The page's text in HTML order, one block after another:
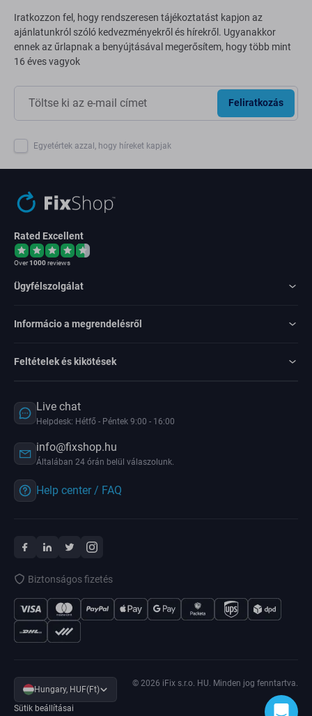
Iratkozzon fel, hogy rendszeresen tájékoztatást kapjon az
ajánlatunkról szóló kedvezményekről és hírekről. Ugyanakkor
ennek az űrlapnak a benyújtásával megerősítem, hogy több mint
16 éves vagyok
Feliratkozás
Egyetértek azzal, hogy híreket kapjak
Rated Excellent
Over1000reviews
Ügyfélszolgálat
Informácio a megrendelésről
Feltételek és kikötések
Live chat
Helpdesk: Hétfő - Péntek 9:00 - 16:00
info@fixshop.hu
Általában 24 órán belül válaszolunk.
Help center / FAQ
Biztonságos fizetés
Hungary, HUF(Ft)
Sütik beállításai
© 2026 iFix s.r.o. HU. Minden jog fenntartva.